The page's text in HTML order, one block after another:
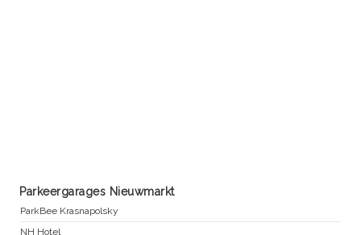
Parkeergarages Nieuwmarkt
ParkBee Krasnapolsky
NH Hotel